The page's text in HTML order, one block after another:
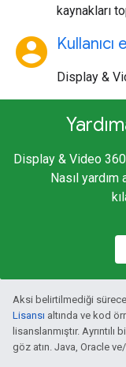
kaynakları
account_circle
Display &
Display & Video
Nasıl
Aksi belirtilmediği
Lisansı altında ve kod
lisanslanmıştır. Ayrıntılı
göz atın. Java, Oracle